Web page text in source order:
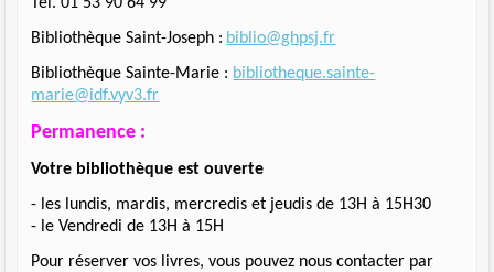
Bibliothèque Saint-Joseph : biblio@ghpsj.fr
Bibliothèque Sainte-Marie : bibliotheque.sainte-
marie@idf.vyv3.fr
Permanence :
Votre bibliothèque est ouverte
- les lundis, mardis, mercredis et jeudis de 13H à 15H30
- le Vendredi de 13H à 15H
Pour réserver vos livres, vous pouvez nous contacter par